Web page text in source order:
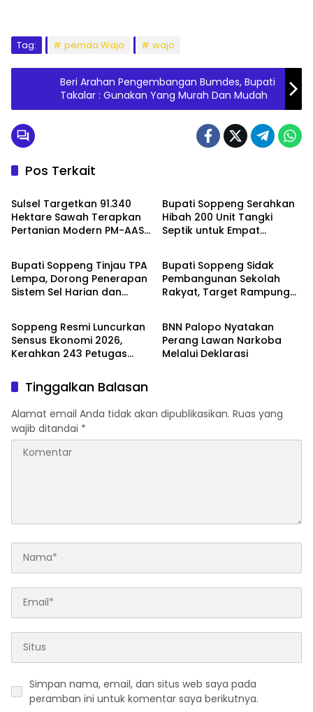
Tag: pemda Wajo wajo
Beri Arahan Pengembangan Bumdes, Bupati
Takalar : Gunakan Yang Murah Dan Mudah
Pos Terkait
Daerah
Sulsel Targetkan 91.340
Hektare Sawah Terapkan
Pertanian Modern PM-AAS
Bupati Soppeng Serahkan
Hibah 200 Unit Tangki
Septik untuk Empat
Daerah
Bupati Soppeng Tinjau TPA
Lempa, Dorong Penerapan
Sistem Sel Harian dan
Daerah
Bupati Soppeng Sidak
Pembangunan Sekolah
Rakyat, Target Rampung
Daerah
Soppeng Resmi Luncurkan
Sensus Ekonomi 2026,
Kerahkan 243 Petugas
Daerah
BNN Palopo Nyatakan
Perang Lawan Narkoba
Melalui Deklarasi
Tinggalkan Balasan
Alamat email Anda tidak akan dipublikasikan. Ruas yang
wajib ditandai *
Simpan nama, email, dan situs web saya pada
peramban ini untuk komentar saya berikutnya.